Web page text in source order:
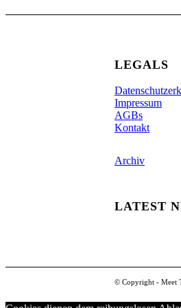
LEGALS
Impressum
AGBs
Kontakt
Archiv
LATEST
© Copyright - Meet